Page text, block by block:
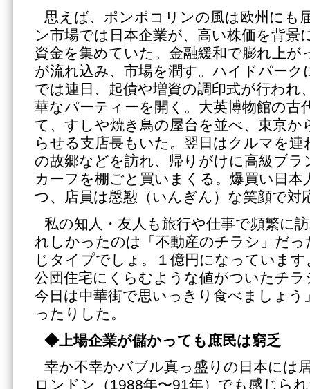
思えば、ポンポコリンの風は欧州にも
ン市場では日本企業が、高い株価を背景
資金を集めていた。金融緩和で膨れ上が
が流れ込み、市場を潤す。ハイドパーク
では連日、起債や増資の調印式が行われ
華なパーティーを開く。大英博物館の古
て、すしや焼き鳥の屋台を並べ、東京か
らせる支店長もいた。翌日はクルマを
の故郷などを訪れ、帰りがけに高級ブ
カーフを棚ごと買いまくる。爆買い日本
つ、店員は慇懃（いんぎん）な笑顔で対
私の知人・友人も旅行や仕事で頻繁に
れしかったのは「不動産のチラシ」だ
じタイプでしょ。１億円になっていま
公団住宅にくらむような値がついたチ
今日は中華街で思いっきり食べましょう
ったりした。
◆上場企業が儲かっても庶民は窮乏
幸か不幸かバブル真っ盛りの日本には
ロンドン（1988年〜91年）でも感じら